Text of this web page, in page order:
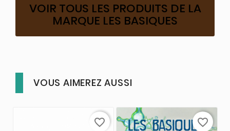
VOIR TOUS LES PRODUITS DE LA
MARQUE LES BASIQUES
VOUS AIMEREZ AUSSI
favorite_border favorite_border